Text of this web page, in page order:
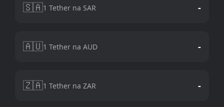
🇸🇦1 Tether na SAR -
🇦🇺1 Tether na AUD -
🇿🇦1 Tether na ZAR -